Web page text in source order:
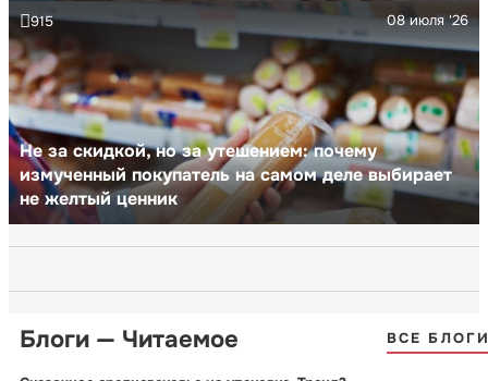
Не за скидкой, но за утешением: почему
измученный покупатель на самом деле выбирает
не желтый ценник
08 июля '26
915
Блоги — Читаемое ВСЕ